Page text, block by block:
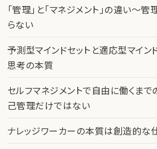
「管理」と「マネジメント」の違い〜
らない
予測型マインドセットと適応型マイン
思考の本質
セルフマネジメントで自由に働くまで
己管理だけではない
ナレッジワーカーの本質は創造的な